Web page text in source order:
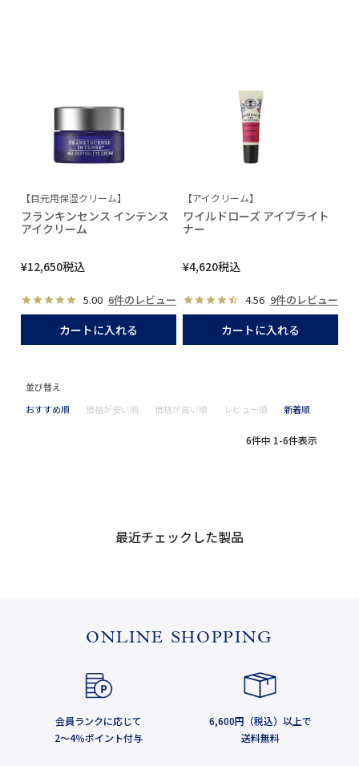
【目元用保湿クリーム】
フランキンセンス インテンス
アイクリーム
¥12,650税込
5.00 6件のレビュー
カートに入れる
【アイクリーム】
ワイルドローズ アイブライト
ナー
¥4,620税込
4.56 9件のレビュー
カートに入れる
並び替え
おすすめ順
価格が安い順 価格が高い順 レビュー順 新着順
6件中 1-6件表示
最近チェックした製品
ONLINE SHOPPING
会員ランクに応じて
2～4％ポイント付与
6,600円（税込）以上で
送料無料